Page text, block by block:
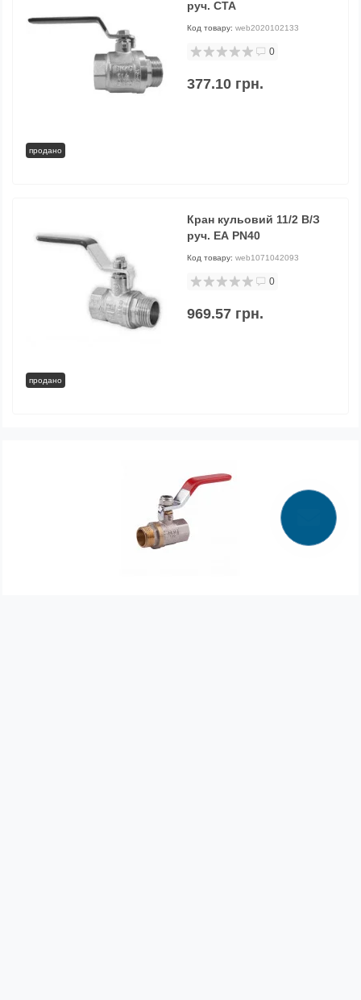
продано
руч. СТА
Код товару: web2020102133
0
377.10 грн.
продано
Кран кульовий 11/2 В/З
руч. ЕА PN40
Код товару: web1071042093
0
969.57 грн.